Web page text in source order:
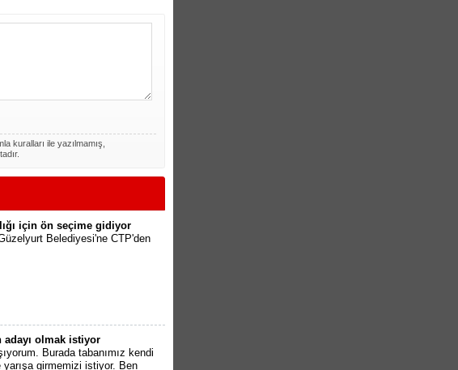
kuralları ile yazılmamış,
için ön seçime gidiyor
Belediyesi'ne CTP'den
adayı olmak istiyor
Burada tabanımız kendi
yarışa girmemizi istiyor. Ben